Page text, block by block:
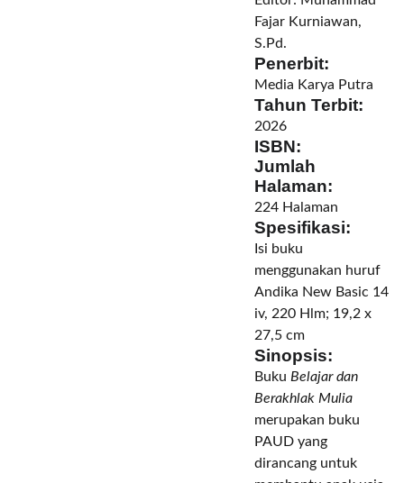
Fajar Kurniawan,
S.Pd.
Penerbit:
Media Karya Putra
Tahun Terbit:
2026
ISBN:
Jumlah
Halaman:
224 Halaman
Spesifikasi:
Isi buku
menggunakan huruf
Andika New Basic 14
iv, 220 Hlm; 19,2 x
27,5 cm
Sinopsis:
Buku Belajar dan
Berakhlak Mulia
merupakan buku
PAUD yang
dirancang untuk